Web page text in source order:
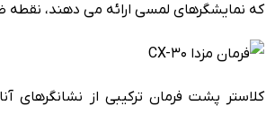
که نمایشگرهای لمسی ارائه می دهند،
کلاستر پشت فرمان ترکیبی از نشانگرهای